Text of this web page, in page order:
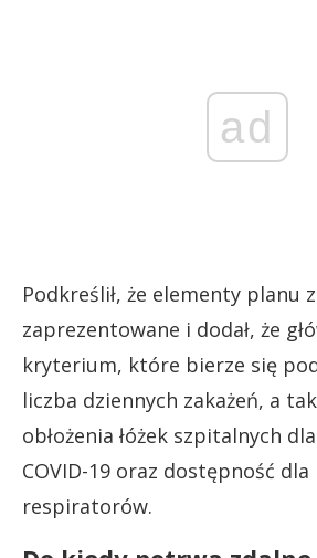
ad
Podkreślił, że elementy planu
zaprezentowane i dodał, że
kryterium, które bierze się
liczba dziennych zakażeń, a
obłożenia łóżek szpitalnych
COVID-19 oraz dostępność dla
respiratorów.